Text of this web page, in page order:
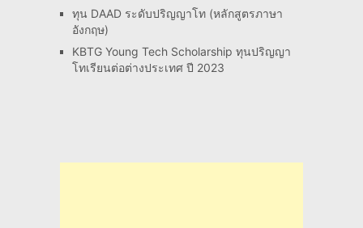
ทุน DAAD ระดับปริญญาโท (หลักสูตรภาษา
อังกฤษ)
KBTG Young Tech Scholarship ทุนปริญญา
โทเรียนต่อต่างประเทศ ปี 2023